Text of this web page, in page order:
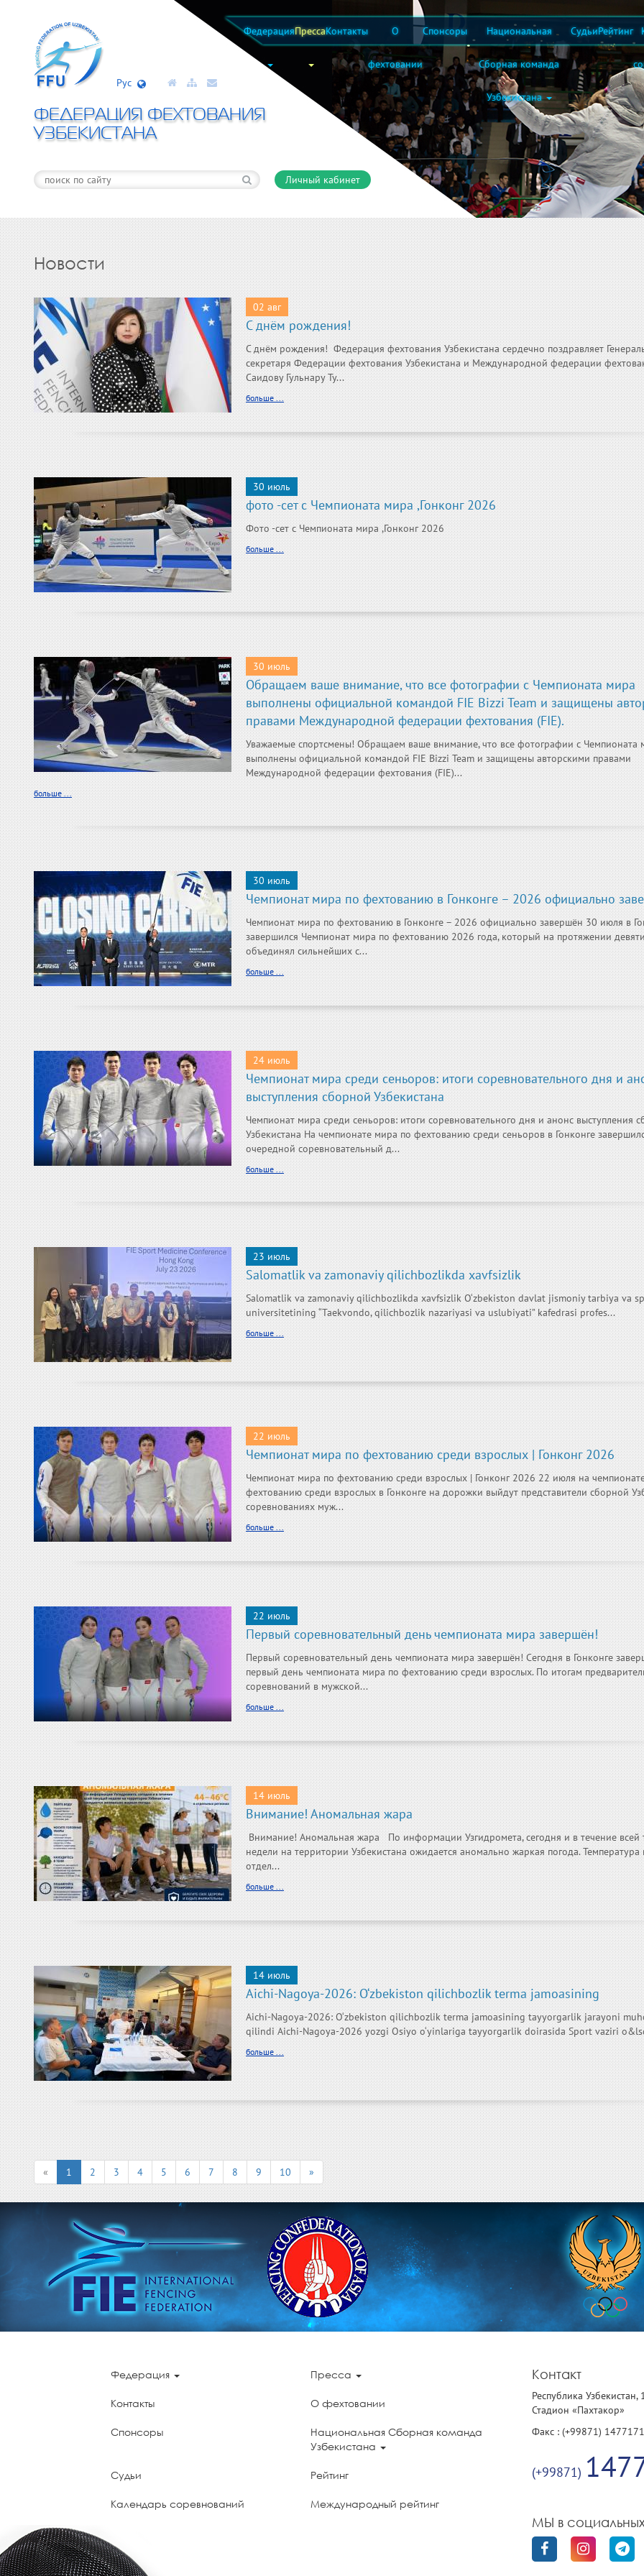
ФедерацияПрессаКонтакты О
фехтовании
Спонсоры Национальная
Сборная команда
Узбекистана
СудьиРейтинг
Рус
ФЕДЕРАЦИЯ ФЕХТОВАНИЯ
УЗБЕКИСТАНА
Личный кабинет
Новости
02 авг
С днём рождения!
С днём рождения! Федерация фехтования Узбекистана сердечно поздравляет
секретаря Федерации фехтования Узбекистана и Международной федерации
Саидову Гульнару Ту...
больше ...
30 июль
фото -сет с Чемпионата мира ,Гонконг 2026
Фото -сет с Чемпионата мира ,Гонконг 2026
больше ...
30 июль
Обращаем ваше внимание, что все фотографии с Чемпионата мира
выполнены официальной командой FIE Bizzi Team и защищены
правами Международной федерации фехтования (FIE).
Уважаемые спортсмены! Обращаем ваше внимание, что все фотографии с Чемпионата
выполнены официальной командой FIE Bizzi Team и защищены авторскими правами
Международной федерации фехтования (FIE)...
больше ...
30 июль
Чемпионат мира по фехтованию в Гонконге – 2026 официально
Чемпионат мира по фехтованию в Гонконге – 2026 официально завершён 30 июля в
завершился Чемпионат мира по фехтованию 2026 года, который на протяжении
объединял сильнейших с...
больше ...
24 июль
Чемпионат мира среди сеньоров: итоги соревновательного дня и
выступления сборной Узбекистана
Чемпионат мира среди сеньоров: итоги соревновательного дня и анонс выступления
Узбекистана На чемпионате мира по фехтованию среди сеньоров в Гонконге
очередной соревновательный д...
больше ...
23 июль
Salomatlik va zamonaviy qilichbozlikda xavfsizlik
Salomatlik va zamonaviy qilichbozlikda xavfsizlik O‘zbekiston davlat jismoniy tarbiya va
universitetining “Taekvondo, qilichbozlik nazariyasi va uslubiyati” kafedrasi profes...
больше ...
22 июль
Чемпионат мира по фехтованию среди взрослых | Гонконг 2026
Чемпионат мира по фехтованию среди взрослых | Гонконг 2026 22 июля на
фехтованию среди взрослых в Гонконге на дорожки выйдут представители сборной
соревнованиях муж...
больше ...
22 июль
Первый соревновательный день чемпионата мира завершён!
Первый соревновательный день чемпионата мира завершён! Сегодня в Гонконге
первый день чемпионата мира по фехтованию среди взрослых. По итогам
соревнований в мужской...
больше ...
14 июль
Внимание! Аномальная жара
Внимание! Аномальная жара По информации Узгидромета, сегодня и в течение всей
недели на территории Узбекистана ожидается аномально жаркая погода. Температура
отдел...
больше ...
14 июль
Aichi-Nagoya-2026: O‘zbekiston qilichbozlik terma jamoasining
Aichi-Nagoya-2026: O‘zbekiston qilichbozlik terma jamoasining tayyorgarlik jarayoni
qilindi Aichi-Nagoya-2026 yozgi Osiyo o‘yinlariga tayyorgarlik doirasida Sport vaziri
больше ...
« 1 2 3 4 5 6 7 8 9 10 »
Федерация Пресса
Контакты О фехтовании
Спонсоры
Национальная Сборная команда
Узбекистана
Судьи Рейтинг
Календарь соревнований Международный рейтинг
Контакт
Республика
Стадион «Пахтакор»
Факс : (+99871) 1477171
(+99871)
МЫ в социальных